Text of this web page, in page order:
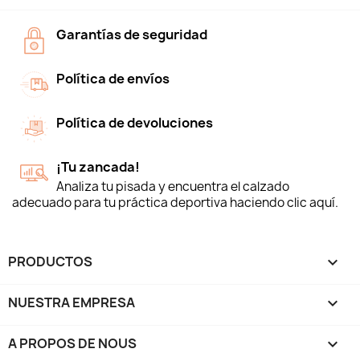
Garantías de seguridad
Política de envíos
Política de devoluciones
¡Tu zancada!
Analiza tu pisada y encuentra el calzado
adecuado para tu práctica deportiva haciendo clic aquí.
PRODUCTOS 
NUESTRA EMPRESA 
A PROPOS DE NOUS 